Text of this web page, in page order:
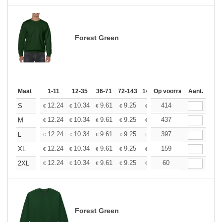
Forest Green
Maat 1-11 12-35 36-71 72-143 144-287 288 + Meer
Op voorraadAant.
S € 12.24 € 10.34 € 9.61 € 9.25 € 8.74 €
414
M
€ 12.24 € 10.34 € 9.61 € 9.25 € 8.74 €
437
L
€ 12.24 € 10.34 € 9.61 € 9.25 € 8.74 €
397
XL
€ 12.24 € 10.34 € 9.61 € 9.25 € 8.74 €
159
2XL
€ 12.24 € 10.34 € 9.61 € 9.25 € 60
Forest Green